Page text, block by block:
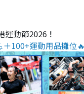
運動節2026！
100+運動用品攤位🔥